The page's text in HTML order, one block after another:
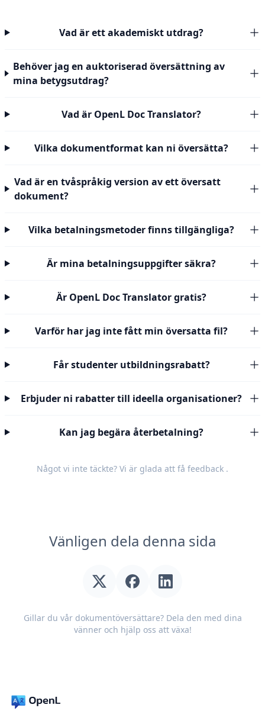
Vad är ett akademiskt utdrag?
Behöver jag en auktoriserad översättning av
mina betygsutdrag?
Vad är OpenL Doc Translator?
Vilka dokumentformat kan ni översätta?
Vad är en tvåspråkig version av ett översatt
dokument?
Vilka betalningsmetoder finns tillgängliga?
Är mina betalningsuppgifter säkra?
Är OpenL Doc Translator gratis?
Varför har jag inte fått min översatta fil?
Får studenter utbildningsrabatt?
Erbjuder ni rabatter till ideella organisationer?
Kan jag begära återbetalning?
Något vi inte täckte? Vi är glada att få feedback .
Vänligen dela denna sida
Gillar du vår dokumentöversättare? Dela den med dina
vänner och hjälp oss att växa!